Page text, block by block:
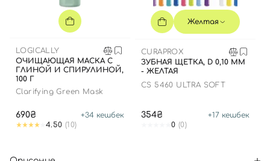
LOGICALLY
ОЧИЩАЮЩАЯ МАСКА С
ГЛИНОЙ И СПИРУЛИНОЙ,
100 Г
Clarifying Green Mask
690₴ +34 кешбек
4.50 (10)
Желтая
CURAPROX
ЗУБНАЯ ЩЕТКА, D 0,10 ММ
- ЖЕЛТАЯ
CS 5460 ULTRA SOFT
354₴ +17 кешбек
0 (0)